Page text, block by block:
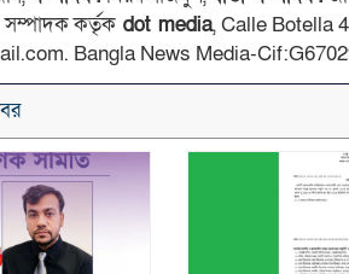
সম্পাদক কর্তৃক dot media, Calle Botella
Bangla News Media-